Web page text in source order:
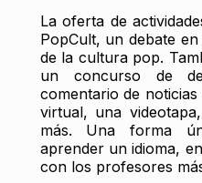
La oferta de
PopCult, un debate
de la cultura pop.
un concurso de
comentario de
virtual, una
más. Una forma
aprender un idioma,
con los profesores